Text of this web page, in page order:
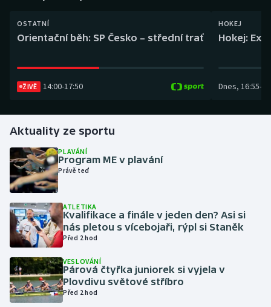
Curling
Golf
Gymnastika
Házená
Jezdectví
Judo
Krasobruslení
OSTATNÍ
Orientační běh: SP Česko – střední trať
ŽIVĚ 14:00-17:50
HOKEJ
Hokej:
Dnes, 16:55-
Aktuality ze sportu
PLAVÁNÍ
Program ME v plavání
Právě teď
ATLETIKA
Kvalifikace a finále v jeden den? Asi si
nás pletou s vícebojaři, rýpl si Staněk
Před 2 hod
VESLOVÁNÍ
Párová čtyřka juniorek si vyjela v
Plovdivu světové stříbro
Před 2 hod